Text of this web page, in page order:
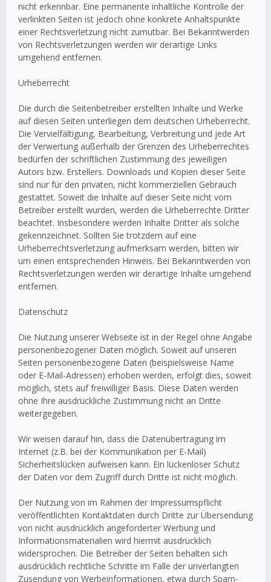
nicht erkennbar. Eine permanente inhaltliche Kontrolle der
verlinkten Seiten ist jedoch ohne konkrete Anhaltspunkte
einer Rechtsverletzung nicht zumutbar. Bei Bekanntwerden
von Rechtsverletzungen werden wir derartige Links
umgehend entfernen.
Urheberrecht
Die durch die Seitenbetreiber erstellten Inhalte und Werke
auf diesen Seiten unterliegen dem deutschen Urheberrecht.
Die Vervielfältigung, Bearbeitung, Verbreitung und jede Art
der Verwertung außerhalb der Grenzen des Urheberrechtes
bedürfen der schriftlichen Zustimmung des jeweiligen
Autors bzw. Erstellers. Downloads und Kopien dieser Seite
sind nur für den privaten, nicht kommerziellen Gebrauch
gestattet. Soweit die Inhalte auf dieser Seite nicht vom
Betreiber erstellt wurden, werden die Urheberrechte Dritter
beachtet. Insbesondere werden Inhalte Dritter als solche
gekennzeichnet. Sollten Sie trotzdem auf eine
Urheberrechtsverletzung aufmerksam werden, bitten wir
um einen entsprechenden Hinweis. Bei Bekanntwerden von
Rechtsverletzungen werden wir derartige Inhalte umgehend
entfernen.
Datenschutz
Die Nutzung unserer Webseite ist in der Regel ohne Angabe
personenbezogener Daten möglich. Soweit auf unseren
Seiten personenbezogene Daten (beispielsweise Name
oder E-Mail-Adressen) erhoben werden, erfolgt dies, soweit
möglich, stets auf freiwilliger Basis. Diese Daten werden
ohne Ihre ausdrückliche Zustimmung nicht an Dritte
weitergegeben.
Wir weisen darauf hin, dass die Datenübertragung im
Internet (z.B. bei der Kommunikation per E-Mail)
Sicherheitslücken aufweisen kann. Ein lückenloser Schutz
der Daten vor dem Zugriff durch Dritte ist nicht möglich.
Der Nutzung von im Rahmen der Impressumspflicht
veröffentlichten Kontaktdaten durch Dritte zur Übersendung
von nicht ausdrücklich angeforderter Werbung und
Informationsmaterialien wird hiermit ausdrücklich
widersprochen. Die Betreiber der Seiten behalten sich
ausdrücklich rechtliche Schritte im Falle der unverlangten
Zusendung von Werbeinformationen, etwa durch Spam-